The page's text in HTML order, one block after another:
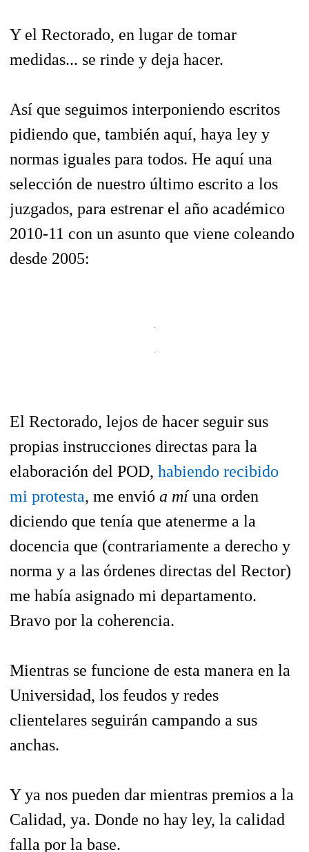
Y el Rectorado, en lugar de tomar
medidas... se rinde y deja hacer.
Así que seguimos interponiendo escritos
pidiendo que, también aquí, haya ley y
normas iguales para todos. He aquí una
selección de nuestro último escrito a los
juzgados, para estrenar el año académico
2010-11 con un asunto que viene coleando
desde 2005:
El Rectorado, lejos de hacer seguir sus
propias instrucciones directas para la
elaboración del POD, habiendo recibido
mi protesta, me envió a míuna orden
diciendo que tenía que atenerme a la
docencia que (contrariamente a derecho y
norma y a las órdenes directas del Rector)
me había asignado mi departamento.
Bravo por la coherencia.
Mientras se funcione de esta manera en la
Universidad, los feudos y redes
clientelares seguirán campando a sus
anchas.
Y ya nos pueden dar mientras premios a la
Calidad, ya. Donde no hay ley, la calidad
falla por la base.